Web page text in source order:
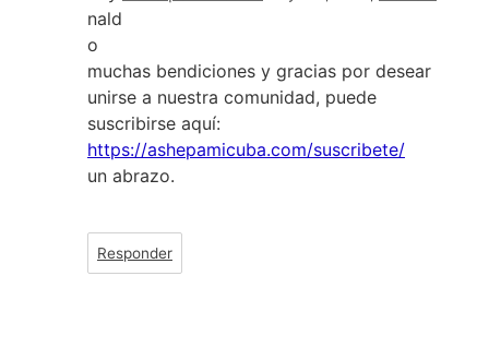
nald
o
muchas bendiciones y gracias por desear
unirse a nuestra comunidad, puede
suscribirse aquí:
https://ashepamicuba.com/suscribete/
un abrazo.
Responder